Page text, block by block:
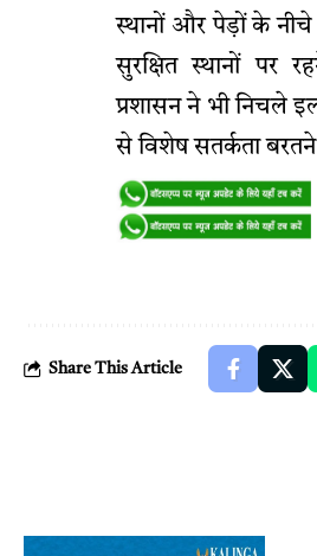
स्थानों और पेड़ों के
सुरक्षित स्थानों पर
प्रशासन ने भी निचले
से विशेष सतर्कता
Share This Article